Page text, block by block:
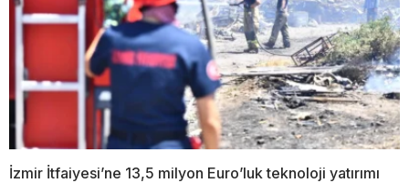
İzmir İtfaiyesi’ne 13,5 milyon Euro’luk teknoloji yatırımı